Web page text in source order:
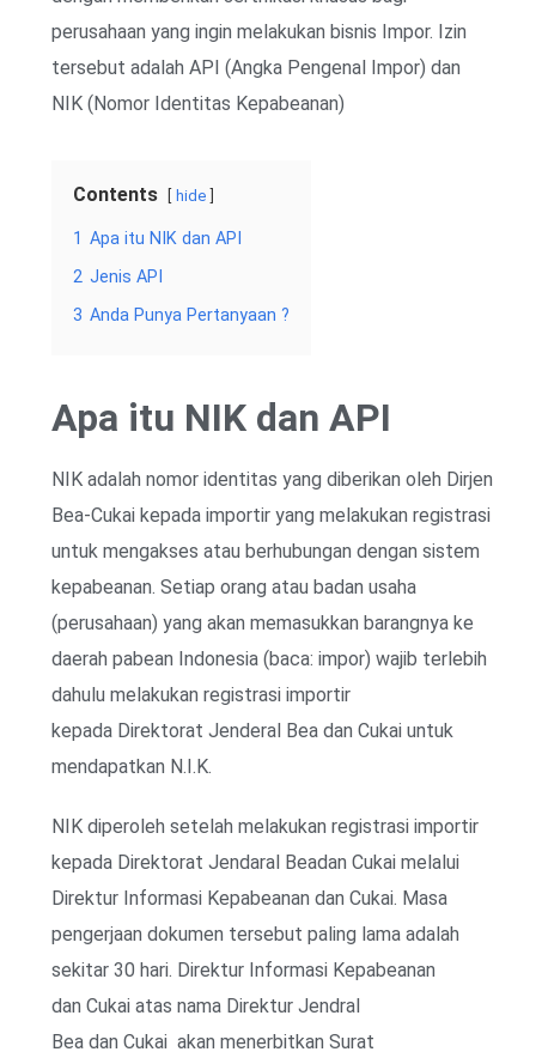
perusahaan yang ingin melakukan bisnis Impor. Izin
tersebut adalah API (Angka Pengenal Impor) dan
NIK (Nomor Identitas Kepabeanan)
Contents hide
1 Apa itu NIK dan API
2 Jenis API
3 Anda Punya Pertanyaan ?
Apa itu NIK dan API
NIK adalah nomor identitas yang diberikan oleh Dirjen
Bea-Cukai kepada importir yang melakukan registrasi
untuk mengakses atau berhubungan dengan sistem
kepabeanan. Setiap orang atau badan usaha
(perusahaan) yang akan memasukkan barangnya ke
daerah pabean Indonesia (baca: impor) wajib terlebih
dahulu melakukan registrasi importir
kepada Direktorat Jenderal Bea dan Cukai untuk
mendapatkan N.I.K.
NIK diperoleh setelah melakukan registrasi importir
kepada Direktorat Jendaral Beadan Cukai melalui
Direktur Informasi Kepabeanan dan Cukai. Masa
pengerjaan dokumen tersebut paling lama adalah
sekitar 30 hari. Direktur Informasi Kepabeanan
dan Cukai atas nama Direktur Jendral
Bea dan Cukai akan menerbitkan Surat